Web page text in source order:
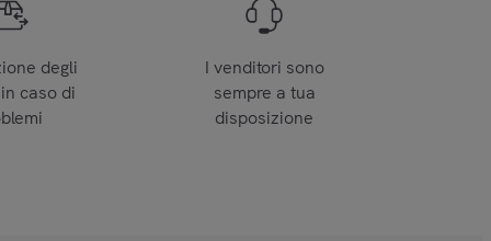
degli
caso di
I venditori sono
sempre a tua
disposizione